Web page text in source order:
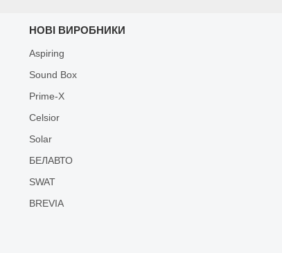
НОВІ ВИРОБНИКИ
Aspiring
Sound Box
Prime-X
Celsior
Solar
БЕЛАВТО
SWAT
BREVIA